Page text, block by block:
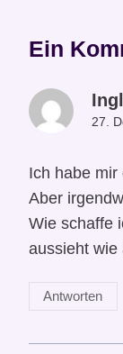
Ein
27.
Ich habe mir
Aber
Wie schaffe
aussieht wie
Antworten